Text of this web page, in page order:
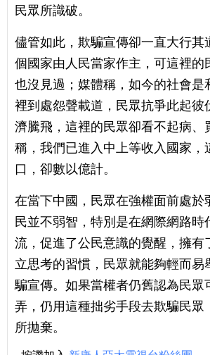
民眾所識破。
儘管如此，欺騙宣傳卻一直大行其
個國家由人民當家作主，可這裡的
也沒見過；媒體稱，如今的社會是
裡到處怨聲載道，民眾抗爭此起彼
濟騰飛，這裡的民眾卻看不起病、
稱，我們已進入中上等收入國家，
口，卻數以億計。
在當下中國，民眾在強權面前處於
民並不弱智，特別是在網際網路時
流，促進了公民意識的覺醒，擁有
立思考的習慣，民眾就能夠輕而易
騙宣傳。如果當權者仍舊認為民眾
弄，仍用這種拙劣手段去欺騙民眾
所拋棄。